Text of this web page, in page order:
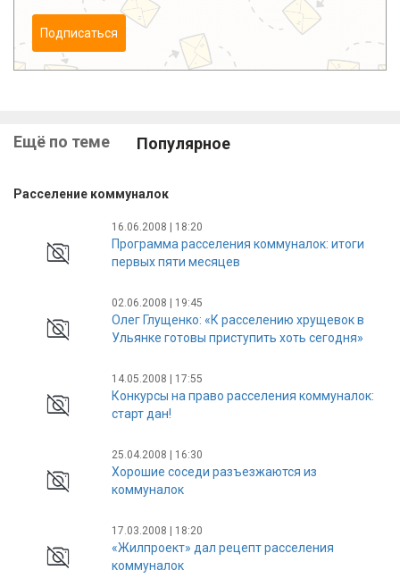
Подписаться
Ещё по теме Популярное
Расселение коммуналок
16.06.2008 | 18:20
Программа расселения коммуналок: итоги
первых пяти месяцев
02.06.2008 | 19:45
Олег Глущенко: «К расселению хрущевок в
Ульянке готовы приступить хоть сегодня»
14.05.2008 | 17:55
Конкурсы на право расселения коммуналок:
старт дан!
25.04.2008 | 16:30
Хорошие соседи разъезжаются из
коммуналок
17.03.2008 | 18:20
«Жилпроект» дал рецепт расселения
коммуналок